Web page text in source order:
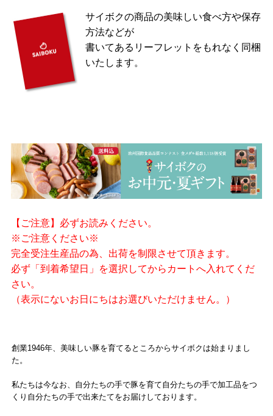
サイボクの商品の美味しい食べ方や保存
方法などが
書いてあるリーフレットをもれなく同梱
いたします。
【ご注意】必ずお読みください。
※ご注意ください※
完全受注生産品の為、出荷を制限させて頂きます。
必ず「到着希望日」を選択してからカートへ入れてくだ
さい。
（表示にないお日にちはお選びいただけません。）
創業1946年、美味しい豚を育てるところからサイボクは始まりまし
た。
私たちは今なお、自分たちの手で豚を育て自分たちの手で加工品をつ
くり自分たちの手で出来たてをお届けしております。